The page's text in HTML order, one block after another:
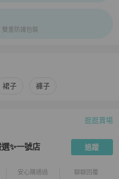
雙重防護包裝
裙子 褲子
Vie 精品嚴選✨一號店介紹
逛逛賣場
✨一號店 追蹤
安心購通過 聊聊回覆